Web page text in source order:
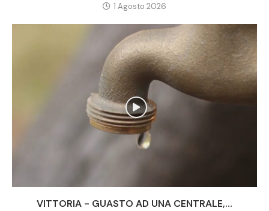
1 Agosto 2026
VITTORIA - GUASTO AD UNA CENTRALE,...